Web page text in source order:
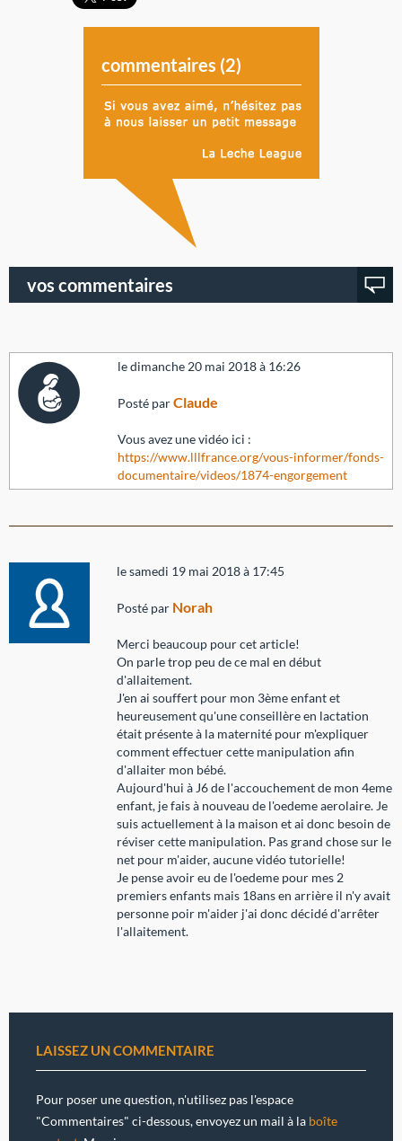
commentaires (2)
vos commentaires
le dimanche 20 mai 2018 à 16:26
Posté parClaude
Vous avez une vidéo ici :
https://www.lllfrance.org/vous-informer/fonds-
documentaire/videos/1874-engorgement
le samedi 19 mai 2018 à 17:45
Posté par Norah
Merci beaucoup pour cet article!
On parle trop peu de ce mal en début
d'allaitement.
J'en ai souffert pour mon 3ème enfant et
heureusement qu'une conseillère en lactation
était présente à la maternité pour m'expliquer
comment effectuer cette manipulation afin
d'allaiter mon bébé.
Aujourd'hui à J6 de l'accouchement de mon 4eme
enfant, je fais à nouveau de l'oedeme aerolaire. Je
suis actuellement à la maison et ai donc besoin de
réviser cette manipulation. Pas grand chose sur le
net pour m'aider, aucune vidéo tutorielle!
Je pense avoir eu de l'oedeme pour mes 2
premiers enfants mais 18ans en arrière il n'y avait
personne poir m'aider j'ai donc décidé d'arrêter
l'allaitement.
LAISSEZ UN COMMENTAIRE
Pour poser une question, n'utilisez pas l'espace
"Commentaires" ci-dessous, envoyez un mail à la boîte